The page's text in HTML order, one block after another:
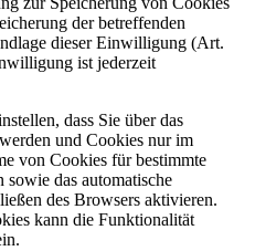
der betreffenden
dieser Einwilligung (Art.
ist jederzeit
dass Sie über das
und Cookies nur im
von Cookies für bestimmte
sowie das automatische
des Browsers aktivieren.
kann die Funktionalität